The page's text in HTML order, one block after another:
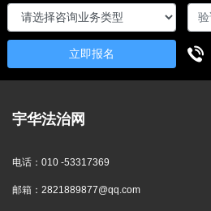
立即报名
宇华法治网
电话： 010 -53317369
邮箱： 2821889877@qq.com